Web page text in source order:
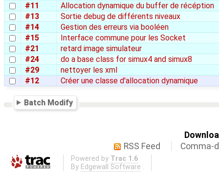
#11
Allocation dynamique du buffer de récéption
#13
Sortie debug de différents niveaux
#14
Gestion des erreurs via booléen
#15
Interface commune pour les Socket
#21
retard image simulateur
#24
do a base class for simux4 and simux8
#29
nettoyer les xml
#12
Créer une classe d'allocation dynamique
Batch Modify
RSS Feed
Comma-
Powered by Trac 1.6
By Edgewall Software .